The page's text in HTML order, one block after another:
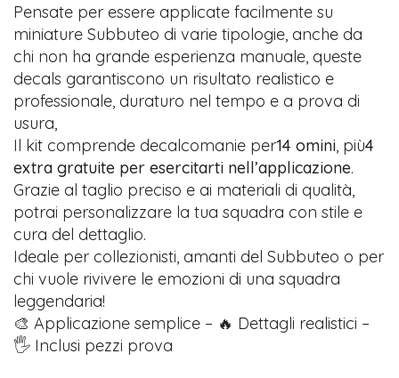
Pensate per essere applicate facilmente su
miniature Subbuteo di varie tipologie, anche da
chi non ha grande esperienza manuale, queste
decals garantiscono un risultato realistico e
professionale, duraturo nel tempo e a prova di
usura,
Il kit comprende decalcomanie per14 omini, più4
extra gratuite per esercitarti nell’applicazione.
Grazie al taglio preciso e ai materiali di qualità,
potrai personalizzare la tua squadra con stile e
cura del dettaglio.
Ideale per collezionisti, amanti del Subbuteo o per
chi vuole rivivere le emozioni di una squadra
leggendaria!
🎨 Applicazione semplice – 🔥 Dettagli realistici –
🖐️ Inclusi pezzi prova